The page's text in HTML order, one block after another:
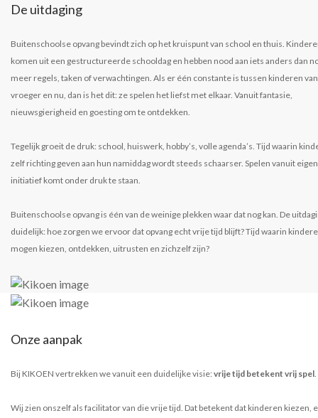
De uitdaging
Buitenschoolse opvang bevindt zich op het kruispunt van school en thuis.
komen uit een gestructureerde schooldag en hebben nood aan iets anders dan
meer regels, taken of verwachtingen. Als er één constante is tussen kinderen van
vroeger en nu, dan is het dit: ze spelen het liefst met elkaar. Vanuit fantasie,
nieuwsgierigheid en goesting om te ontdekken.
Tegelijk groeit de druk: school, huiswerk, hobby’s, volle agenda’s. Tijd waarin
zelf richting geven aan hun namiddag wordt steeds schaarser. Spelen vanuit eigen
initiatief komt onder druk te staan.
Buitenschoolse opvang is één van de weinige plekken waar dat nog kan. De
duidelijk: hoe zorgen we ervoor dat opvang echt vrije tijd blijft? Tijd waarin
mogen kiezen, ontdekken, uitrusten en zichzelf zijn?
Onze aanpak
Bij KIKOEN vertrekken we vanuit een duidelijke visie: vrije tijd betekent vrij spel
Wij zien onszelf als facilitator van die vrije tijd. Dat betekent dat kinderen kiezen,